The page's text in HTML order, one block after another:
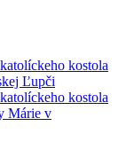
kostola
Ľupči
kostola
Márie v